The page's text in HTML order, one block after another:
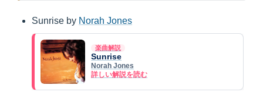
Sunrise by Norah Jones
楽曲解説
Sunrise
Norah Jones
詳しい解説を読む